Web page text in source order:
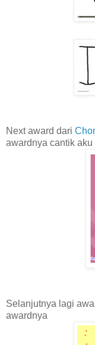
Next award dari
awardnya cantik
Selanjutnya lagi
awardnya